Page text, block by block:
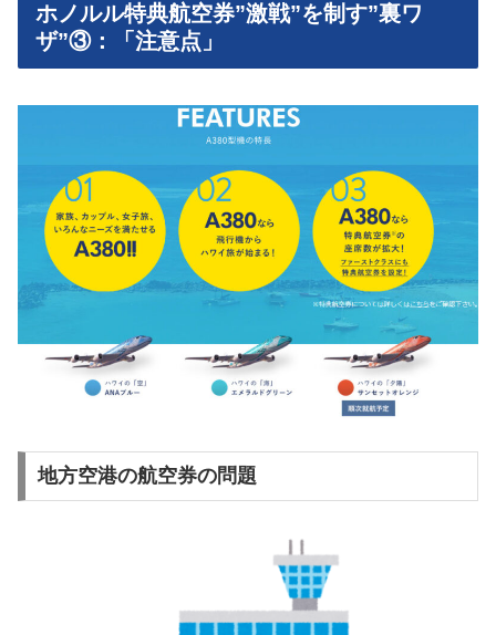
ホノルル特典航空券”激戦”を制す”裏ワ
ザ”③：「注意点」
地方空港の航空券の問題